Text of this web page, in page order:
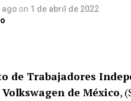
ago on 1 de abril de 2022
de Trabajadores
de México,